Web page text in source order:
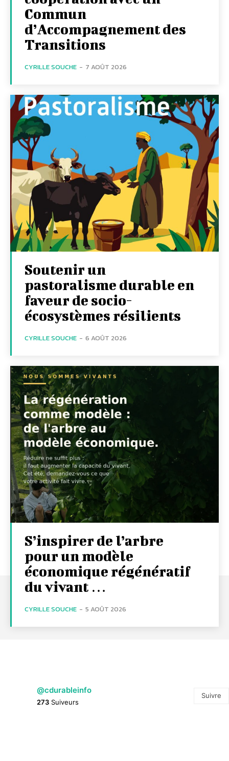
Commun
d’Accompagnement des
Transitions
CYRILLE SOUCHE - 7 AOÛT 2026
Soutenir un
pastoralisme durable en
faveur de socio-
écosystèmes résilients
CYRILLE SOUCHE - 6 AOÛT 2026
S’inspirer de l’arbre
pour un modèle
économique régénératif
du vivant …
CYRILLE SOUCHE - 5 AOÛT 2026
@cdurableinfo
273 Suiveurs
Suivre